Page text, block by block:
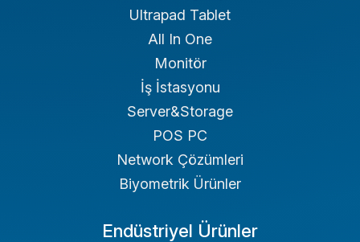
Ultrapad Tablet
All In One
Monitör
İş İstasyonu
Server&Storage
POS PC
Network Çözümleri
Biyometrik Ürünler
Endüstriyel Ürünler